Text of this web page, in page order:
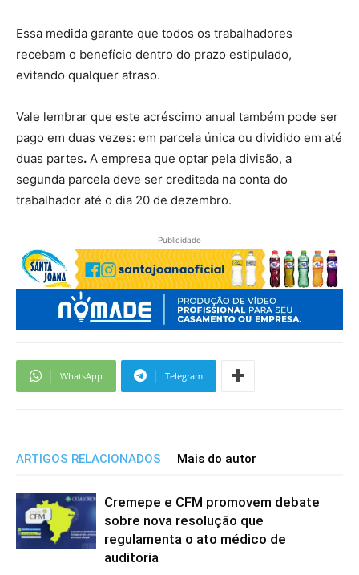
Essa medida garante que todos os trabalhadores
recebam o benefício dentro do prazo estipulado,
evitando qualquer atraso.
Vale lembrar que este acréscimo anual também pode ser
pago em duas vezes: em parcela única ou dividido em até
duas partes. A empresa que optar pela divisão, a
segunda parcela deve ser creditada na conta do
trabalhador até o dia 20 de dezembro.
Publicidade
WhatsApp Telegram
ARTIGOS RELACIONADOS Mais do autor
Cremepe e CFM promovem debate
sobre nova resolução que
regulamenta o ato médico de
auditoria